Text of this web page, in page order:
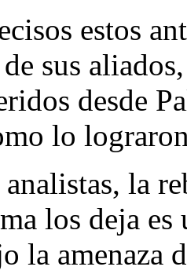
estos
sus
desde
lo
analistas, la
los deja es
la amenaza